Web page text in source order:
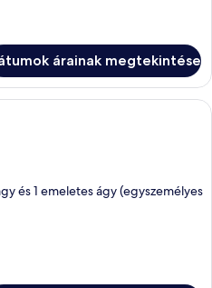
árainak megtekintése
Egy szállodai szoba emeletes
és 1 emeletes ágy (egyszemélyes